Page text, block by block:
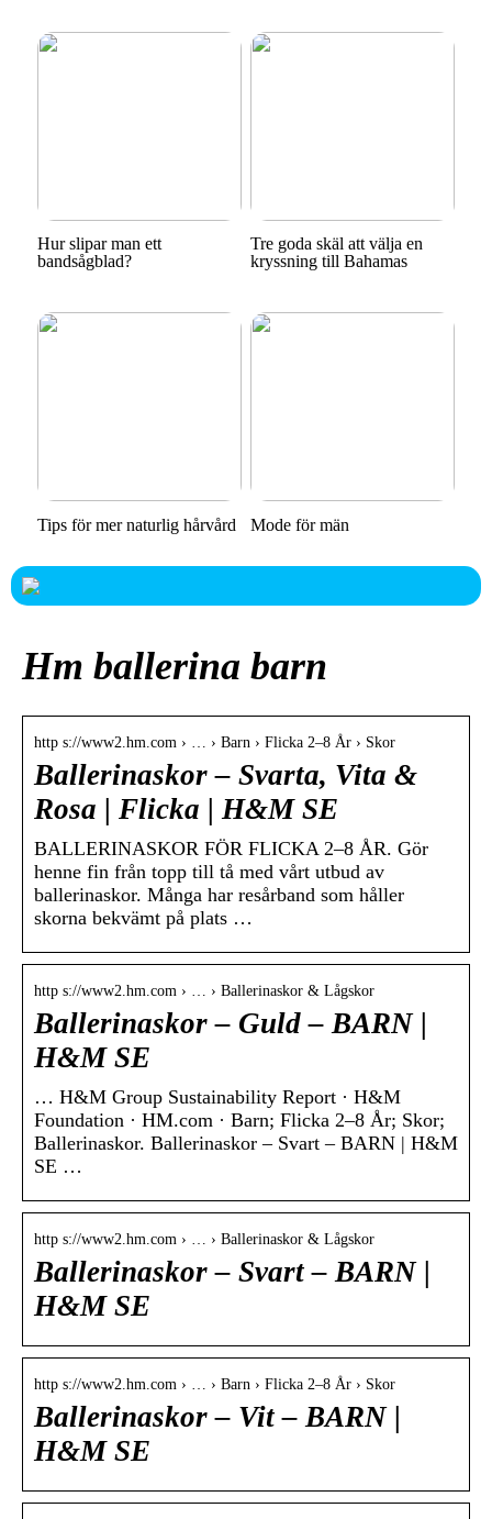
Hur slipar man ett
bandsågblad?
Tre goda skäl att välja en
kryssning till Bahamas
Tips för mer naturlig hårvård Mode för män
Hm ballerina barn
http s://www2.hm.com › … › Barn › Flicka 2–8 År › Skor
Ballerinaskor – Svarta, Vita &
Rosa | Flicka | H&M SE
BALLERINASKOR FÖR FLICKA 2–8 ÅR. Gör
henne fin från topp till tå med vårt utbud av
ballerinaskor. Många har resårband som håller
skorna bekvämt på plats …
http s://www2.hm.com › … › Ballerinaskor & Lågskor
Ballerinaskor – Guld – BARN |
H&M SE
… H&M Group Sustainability Report · H&M
Foundation · HM.com · Barn; Flicka 2–8 År; Skor;
Ballerinaskor. Ballerinaskor – Svart – BARN | H&M
SE …
http s://www2.hm.com › … › Ballerinaskor & Lågskor
Ballerinaskor – Svart – BARN |
H&M SE
http s://www2.hm.com › … › Barn › Flicka 2–8 År › Skor
Ballerinaskor – Vit – BARN |
H&M SE